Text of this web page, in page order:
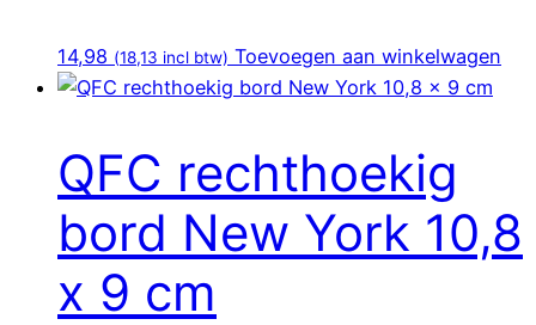
14,98 (18,13 incl btw) Toevoegen aan winkelwagen
QFC rechthoekig
bord New York 10,8
x 9 cm